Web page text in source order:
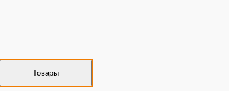
Товары